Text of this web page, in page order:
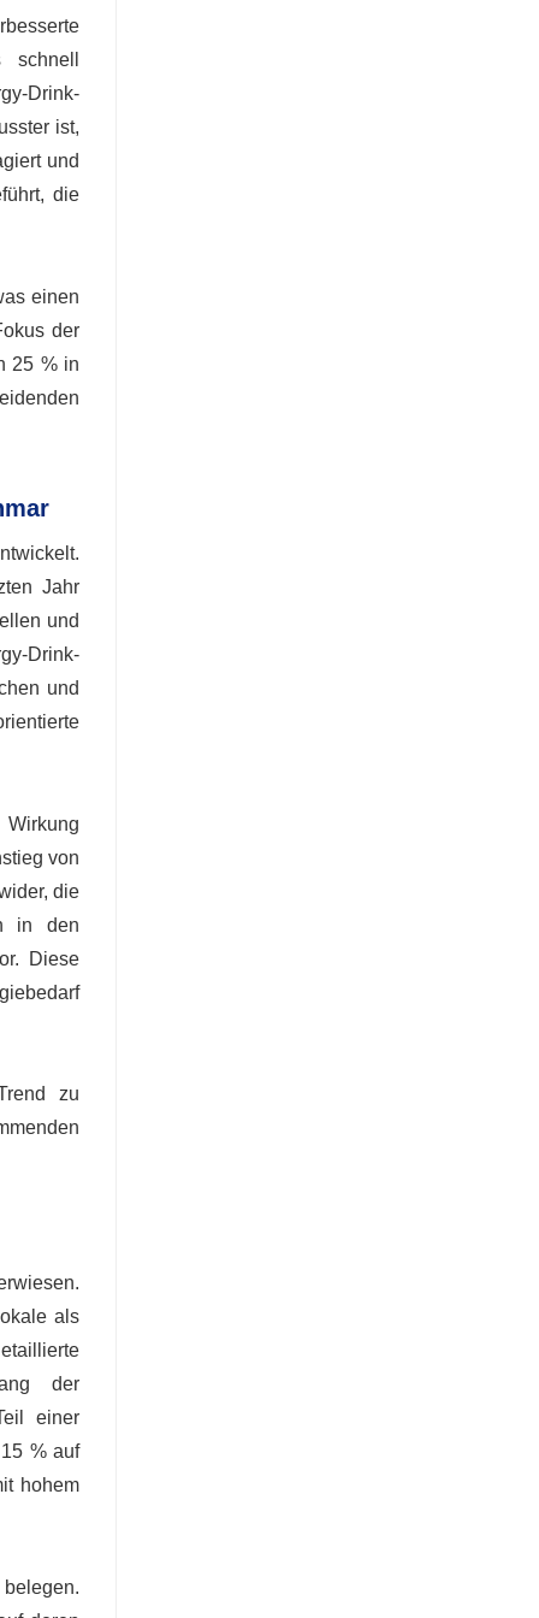
Drink-
ist,
und
die
einen
der
25 % in
Jahr
und
Drink-
und
von
die
in den
Diese
zu
als
der
einer
% auf
hohem